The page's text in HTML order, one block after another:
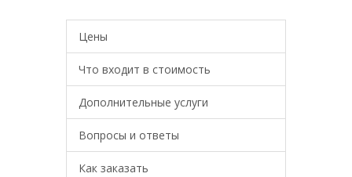
Цены
Что входит в стоимость
Дополнительные услуги
Вопросы и ответы
Как заказать